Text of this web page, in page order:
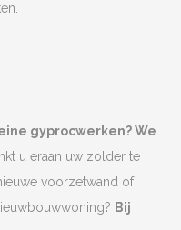
gyprocwerken? We
u eraan uw zolder te
voorzetwand of
Bij